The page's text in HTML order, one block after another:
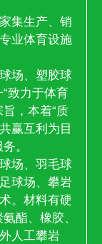
集生产、销
业体育设施
场、塑胶球
致力于体育
，本着“质
赢互利为目
。
场、羽毛球
球场、攀岩
。材料有硬
酯、橡胶、
人工攀岩